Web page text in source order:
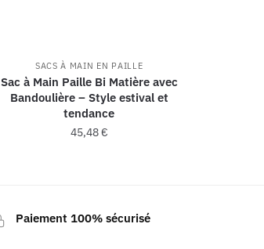
SACS À MAIN EN PAILLE
Sac à Main Paille Bi Matière avec
Bandoulière – Style estival et
tendance
45,48€
Paiement 100% sécurisé